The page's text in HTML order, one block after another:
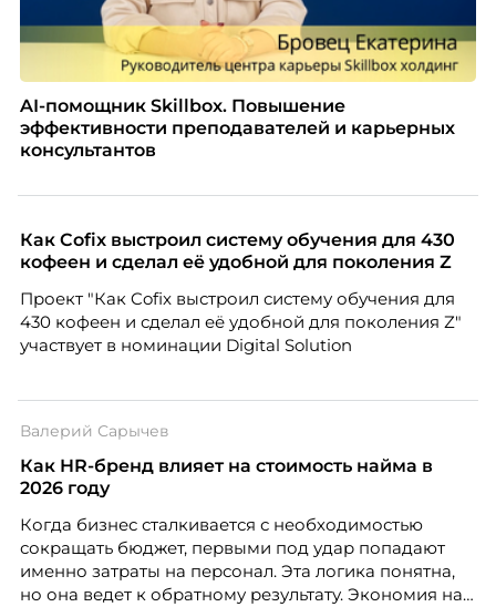
AI-помощник Skillbox. Повышение
эффективности преподавателей и карьерных
консультантов
Как Cofix выстроил систему обучения для 430
кофеен и сделал её удобной для поколения Z
Проект "Как Cofix выстроил систему обучения для
430 кофеен и сделал её удобной для поколения Z"
участвует в номинации Digital Solution
Валерий Сарычев
Как HR-бренд влияет на стоимость найма в
2026 году
Когда бизнес сталкивается с необходимостью
сокращать бюджет, первыми под удар попадают
именно затраты на персонал. Эта логика понятна,
но она ведет к обратному результату. Экономия на